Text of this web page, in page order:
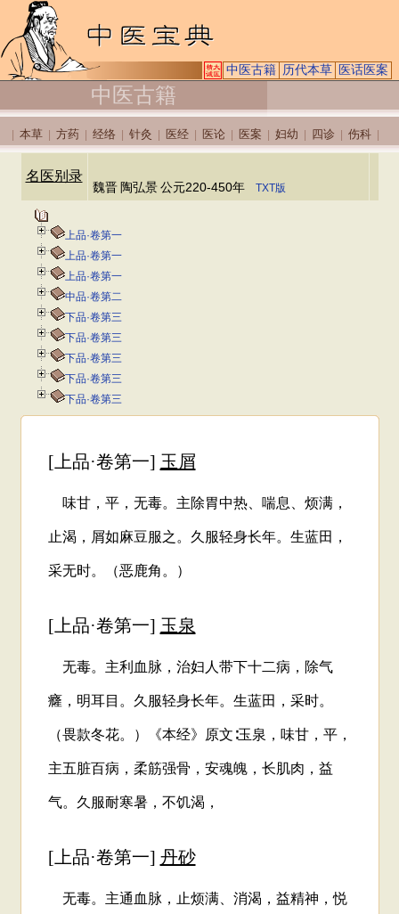
中医古籍 历代本草 医话医案
中医古籍
本草 方药 经络 针灸 医经 医论 医案 妇幼 四诊 伤科
名医别录
魏晋 陶弘景 公元220-450年 TXT版
上品·卷第一
上品·卷第一
上品·卷第一
中品·卷第二
下品·卷第三
下品·卷第三
下品·卷第三
下品·卷第三
下品·卷第三